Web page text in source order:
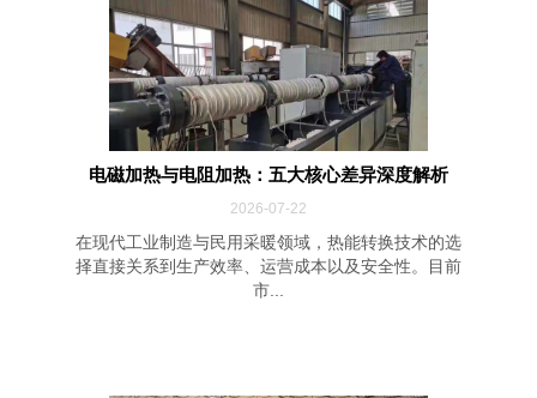
电磁加热与电阻加热：五大核心差异深度解析
2026-07-22
在现代工业制造与民用采暖领域，热能转换技术的选
择直接关系到生产效率、运营成本以及安全性。目前
市...